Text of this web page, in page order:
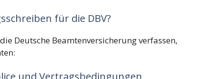
für die DBV?
Deutsche Beamtenversicherung verfassen,
und Vertragsbedingungen